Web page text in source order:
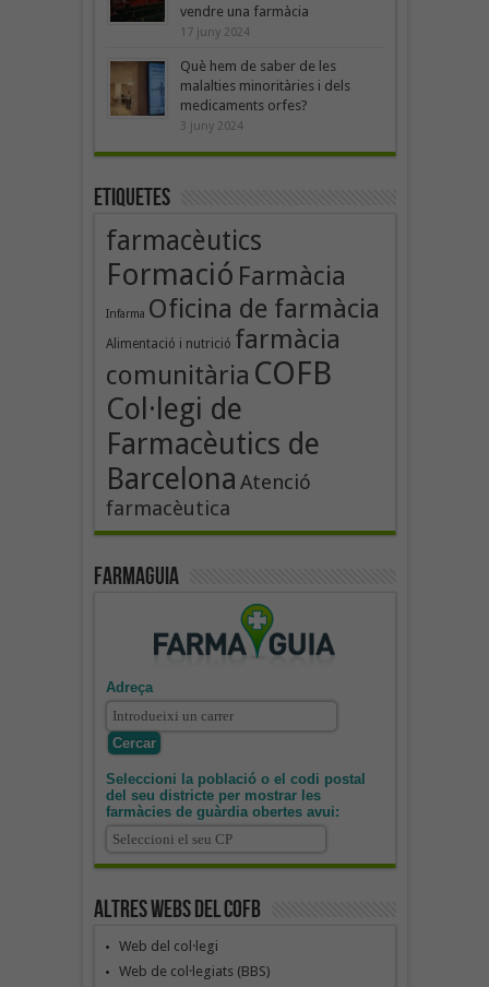
vendre una farmàcia
17 juny 2024
Què hem de saber de les
malalties minoritàries i dels
medicaments orfes?
3 juny 2024
Etiquetes
farmacèutics
Formació Farmàcia
Infarma Oficina de farmàcia
Alimentació i nutrició farmàcia
comunitària COFB
Col·legi de
Farmacèutics de
Barcelona Atenció
farmacèutica
Farmaguia
Adreça
Seleccioni la població o el codi postal
del seu districte per mostrar les
farmàcies de guàrdia obertes avui:
Altres webs del COFB
Web del col·legi
Web de col·legiats (BBS)